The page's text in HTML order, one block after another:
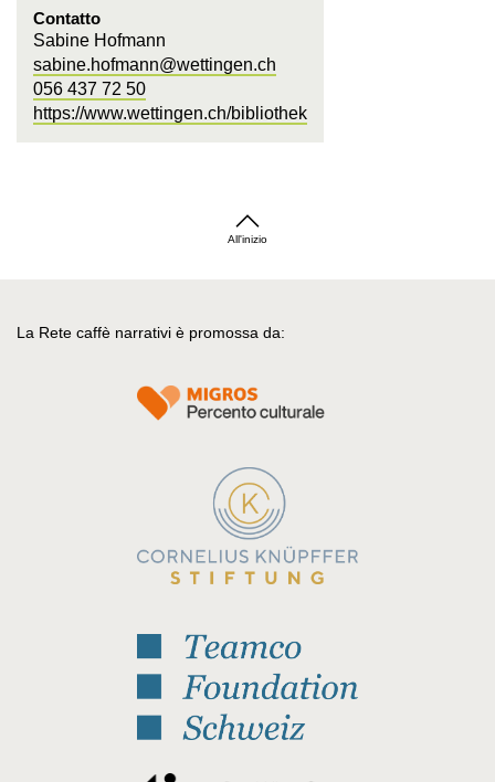
Contatto
Sabine Hofmann
sabine.hofmann@wettingen.ch
056 437 72 50
https://www.wettingen.ch/bibliothek
All'inizio
La Rete caffè narrativi è promossa da: